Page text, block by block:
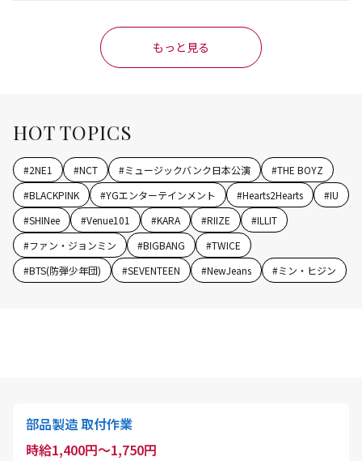
もっと見る
HOT TOPICS
#2NE1 #NCT #ミュージックバンク日本公演 #THE BOYZ
#BLACKPINK #YGエンターテインメント #Hearts2Hearts #IU
#SHINee #Venue101 #KARA #RIIZE #ILLIT
#ファン・ジョンミン #BIGBANG #TWICE
#BTS(防弾少年団) #SEVENTEEN #NewJeans #ミン・ヒジン
部品製造 取付作業
時給1,400円～1,750円